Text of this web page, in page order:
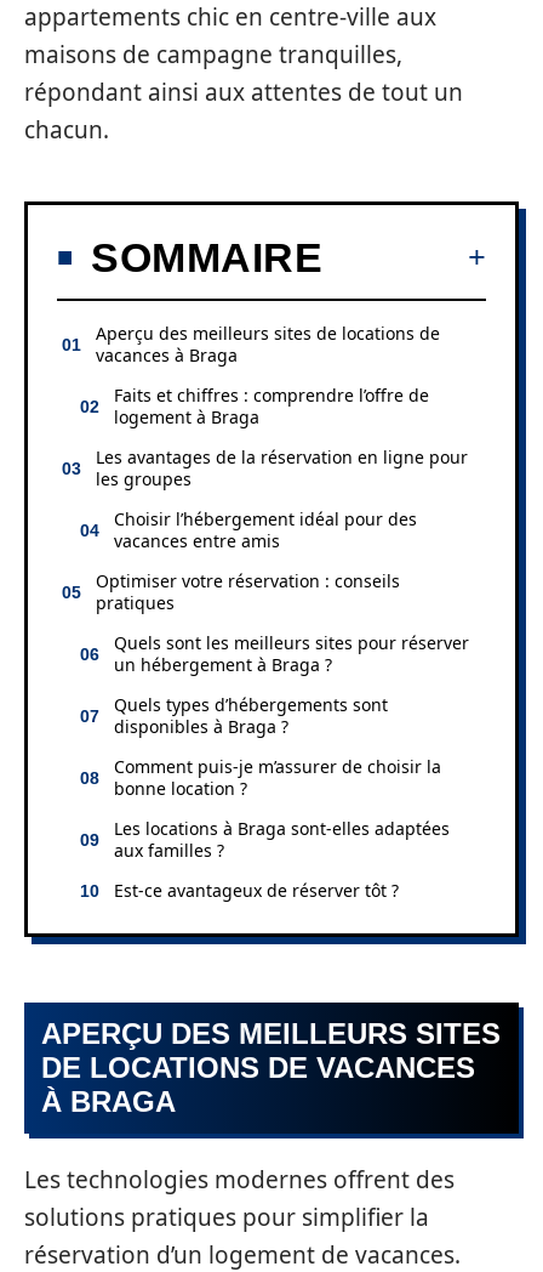
appartements chic en centre-ville aux
maisons de campagne tranquilles,
répondant ainsi aux attentes de tout un
chacun.
SOMMAIRE
Aperçu des meilleurs sites de locations de
vacances à Braga
Faits et chiffres : comprendre l’offre de
logement à Braga
Les avantages de la réservation en ligne pour
les groupes
Choisir l’hébergement idéal pour des
vacances entre amis
Optimiser votre réservation : conseils
pratiques
Quels sont les meilleurs sites pour réserver
un hébergement à Braga ?
Quels types d’hébergements sont
disponibles à Braga ?
Comment puis-je m’assurer de choisir la
bonne location ?
Les locations à Braga sont-elles adaptées
aux familles ?
Est-ce avantageux de réserver tôt ?
APERÇU DES MEILLEURS SITES
DE LOCATIONS DE VACANCES
À BRAGA
Les technologies modernes offrent des
solutions pratiques pour simplifier la
réservation d’un logement de vacances.